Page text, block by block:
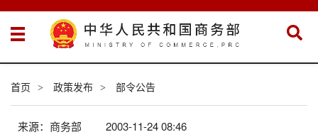
首页 > 政策发布 > 部令公告
来源：商务部 2003-11-24 08:46